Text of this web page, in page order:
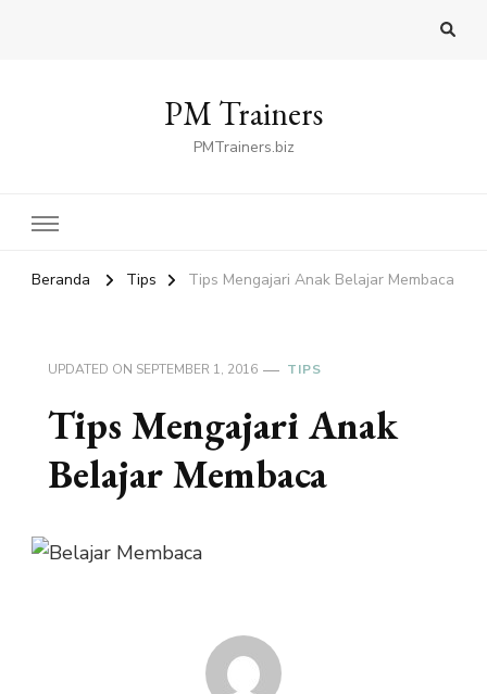
PM Trainers
PMTrainers.biz
Beranda Tips Tips Mengajari Anak Belajar Membaca
UPDATED ON SEPTEMBER 1, 2016 TIPS
Tips Mengajari Anak
Belajar Membaca